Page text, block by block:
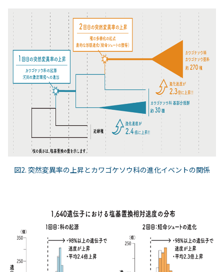
図2. 突然変異率の上昇とカワゴケソウ科の進化イベントの関係